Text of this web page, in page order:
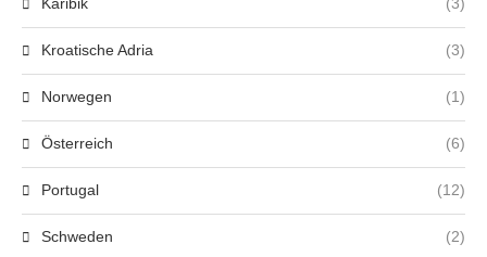
Kroatische Adria (3)
Norwegen (1)
Österreich (6)
Portugal (12)
Schweden (2)